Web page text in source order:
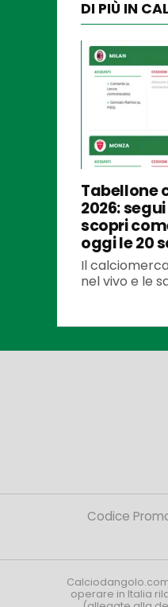
DI PIÙ IN
Tabellone
2026:
scopri
oggi le 20
Il
nel vivo e le
Codice
operare in Italia